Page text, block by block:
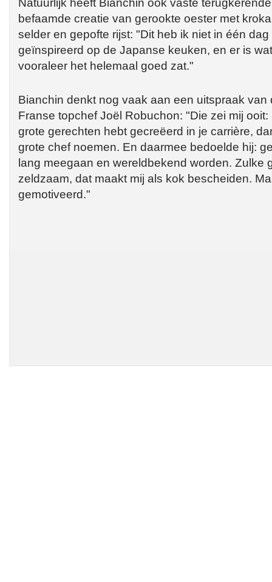
befaamde creatie van gerookte oester met
selder en gepofte rijst: "Dit heb ik niet in één
geïnspireerd op de Japanse keuken, en er is
vooraleer het helemaal goed zat."
Bianchin denkt nog vaak aan een uitspraak van
Franse topchef Joël Robuchon: "Die zei mij
grote gerechten hebt gecreëerd in je carrière,
grote chef noemen. En daarmee bedoelde hij:
lang meegaan en wereldbekend worden. Zulke
zeldzaam, dat maakt mij als kok bescheiden.
gemotiveerd."